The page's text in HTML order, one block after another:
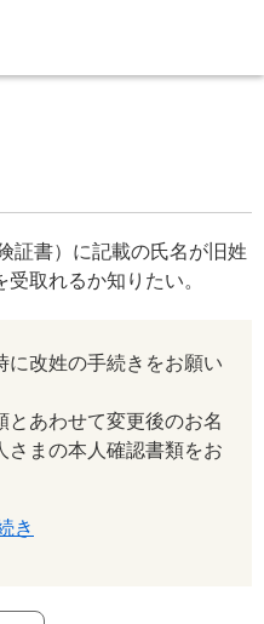
証書）に記載の氏名が旧姓
取れるか知りたい。
に改姓の手続きをお願い
とあわせて変更後のお名
さまの本人確認書類をお
き